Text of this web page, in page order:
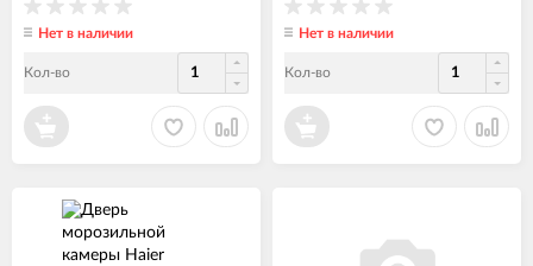
Нет в наличии
Кол-во
Нет в наличии
Кол-во